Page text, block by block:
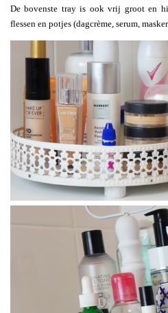
De bovenste tray is ook vrij groot en
flessen en potjes (dagcrème, serum,